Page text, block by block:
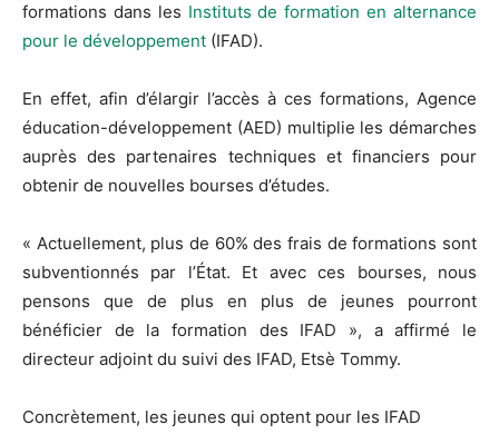
formations dans les Instituts de formation en alternance
pour le développement (IFAD).
En effet, afin d’élargir l’accès à ces formations, Agence
éducation-développement (AED) multiplie les démarches
auprès des partenaires techniques et financiers pour
obtenir de nouvelles bourses d’études.
« Actuellement, plus de 60% des frais de formations sont
subventionnés par l’État. Et avec ces bourses, nous
pensons que de plus en plus de jeunes pourront
bénéficier de la formation des IFAD », a affirmé le
directeur adjoint du suivi des IFAD, Etsè Tommy.
Concrètement, les jeunes qui optent pour les IFAD